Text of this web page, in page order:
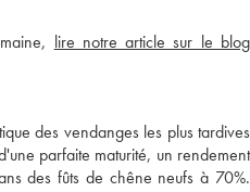
lire notre article sur le blog
des vendanges les plus tardives
parfaite maturité, un rendement
des fûts de chêne neufs à 70%.